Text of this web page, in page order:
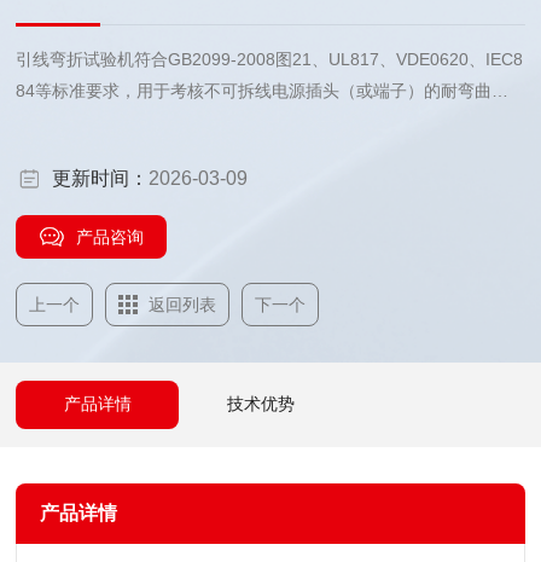
引线弯折试验机符合GB2099-2008图21、UL817、VDE0620、IEC8
84等标准要求，用于考核不可拆线电源插头（或端子）的耐弯曲性
更新时间： 2026-03-09
产品咨询
上一个 返回列表 下一个
产品详情 技术优势
产品详情